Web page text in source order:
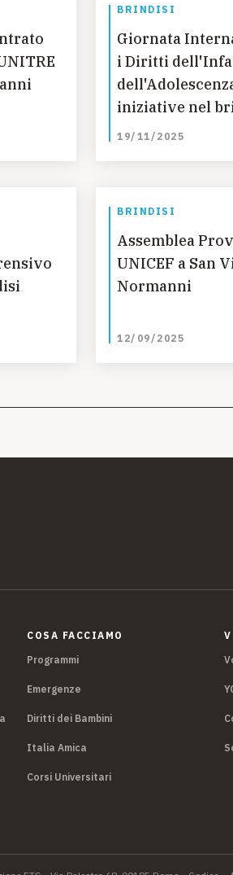
BRINDISI
Giornata
i Diritti
iniziative nel
19/11/2025
BRINDISI
Assemblea
UNICEF a San
Normanni
12/09/2025
COSA FACCIAMO
Programmi
Emergenze
Diritti dei Bambini
Italia Amica
Corsi Universitari